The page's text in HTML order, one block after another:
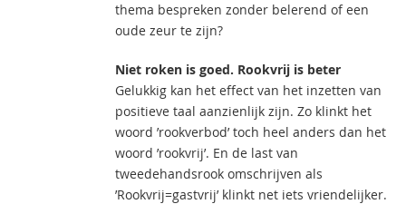
thema bespreken zonder belerend of een
oude zeur te zijn?
Niet roken is goed. Rookvrij is beter
Gelukkig kan het effect van het inzetten van
positieve taal aanzienlijk zijn. Zo klinkt het
woord ’rookverbod’ toch heel anders dan het
woord ’rookvrij’. En de last van
tweedehandsrook omschrijven als
’Rookvrij=gastvrij’ klinkt net iets vriendelijker.